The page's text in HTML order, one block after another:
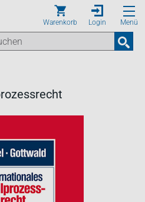
Warenkorb Login Menü